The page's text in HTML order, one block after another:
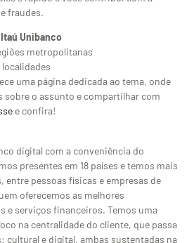
fraudes.
Unibanco
metropolitanas
uma página dedicada ao tema, onde
sobre o assunto e compartilhar com
e confira!
digital com a conveniência do
presentes em 18 países e temos mais
entre pessoas físicas e empresas de
oferecemos as melhores
e serviços financeiros. Temos uma
na centralidade do cliente, que passa
cultural e digital, ambas sustentadas na